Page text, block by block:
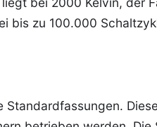
bis zu 100.000